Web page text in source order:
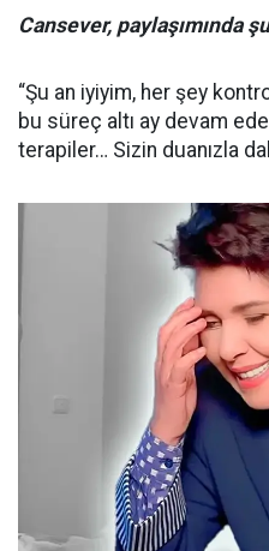
Cansever, paylaşımında
“Şu an iyiyim, her şey
bu süreç altı ay devam
terapiler… Sizin duanızla